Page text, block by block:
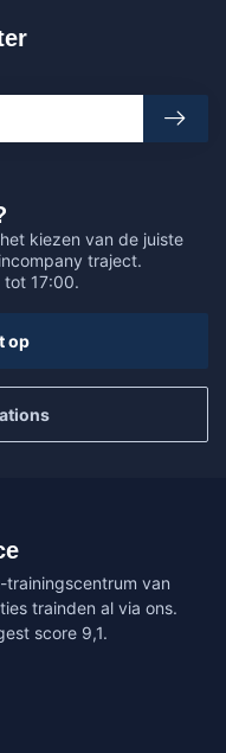
kiezen van de juiste
traject.
17:00.
op
trainingscentrum van
trainden al via ons.
score 9,1.